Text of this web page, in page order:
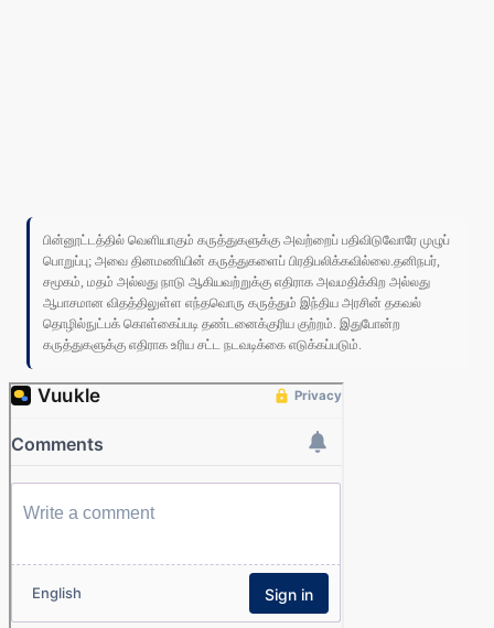
பின்னூட்டத்தில் வெளியாகும் கருத்துகளுக்கு அவற்றைப் பதிவிடுவோரே முழுப்
பொறுப்பு; அவை தினமணியின் கருத்துகளைப் பிரதிபலிக்கவில்லை.தனிநபர்,
சமூகம், மதம் அல்லது நாடு ஆகியவற்றுக்கு எதிராக அவமதிக்கிற அல்லது
ஆபாசமான விதத்திலுள்ள எந்தவொரு கருத்தும் இந்திய அரசின் தகவல்
தொழில்நுட்பக் கொள்கைப்படி தண்டனைக்குரிய குற்றம். இதுபோன்ற
கருத்துகளுக்கு எதிராக உரிய சட்ட நடவடிக்கை எடுக்கப்படும்.